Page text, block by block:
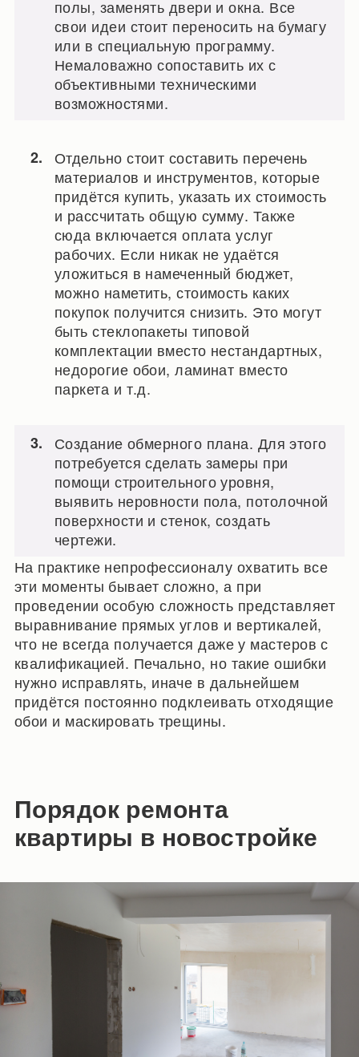
полы, заменять двери и окна. Все
свои идеи стоит переносить на бумагу
или в специальную программу.
Немаловажно сопоставить их с
объективными техническими
возможностями.
Отдельно стоит составить перечень
материалов и инструментов, которые
придётся купить, указать их стоимость
и рассчитать общую сумму. Также
сюда включается оплата услуг
рабочих. Если никак не удаётся
уложиться в намеченный бюджет,
можно наметить, стоимость каких
покупок получится снизить. Это могут
быть стеклопакеты типовой
комплектации вместо нестандартных,
недорогие обои, ламинат вместо
паркета и т.д.
Создание обмерного плана. Для этого
потребуется сделать замеры при
помощи строительного уровня,
выявить неровности пола, потолочной
поверхности и стенок, создать
чертежи.
На практике непрофессионалу охватить все
эти моменты бывает сложно, а при
проведении особую сложность представляет
выравнивание прямых углов и вертикалей,
что не всегда получается даже у мастеров с
квалификацией. Печально, но такие ошибки
нужно исправлять, иначе в дальнейшем
придётся постоянно подклеивать отходящие
обои и маскировать трещины.
Порядок ремонта
квартиры в новостройке